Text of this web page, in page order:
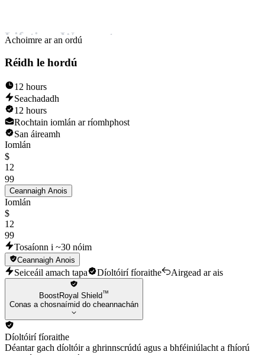
Lifetime Warranty:
If the account gets banned or lost due to any defect of our own you
Achoimre ar an ordú
Réidh le hordú
12 hours
Seachadadh
12 hours
Rochtain iomlán ar ríomhphost
San áireamh
Iomlán
$
12
99
Ceannaigh Anois
Iomlán
$
12
99
Tosaíonn i ~30 nóim
Ceannaigh Anois
Seiceáil amach tapa Díoltóirí fíoraithe Airgead ar ais
BoostRoyal Shield™
Conas a chosnaímid do cheannachán
Díoltóirí fíoraithe
Déantar gach díoltóir a ghrinnscrúdú agus a bhféiniúlacht a fhíorú